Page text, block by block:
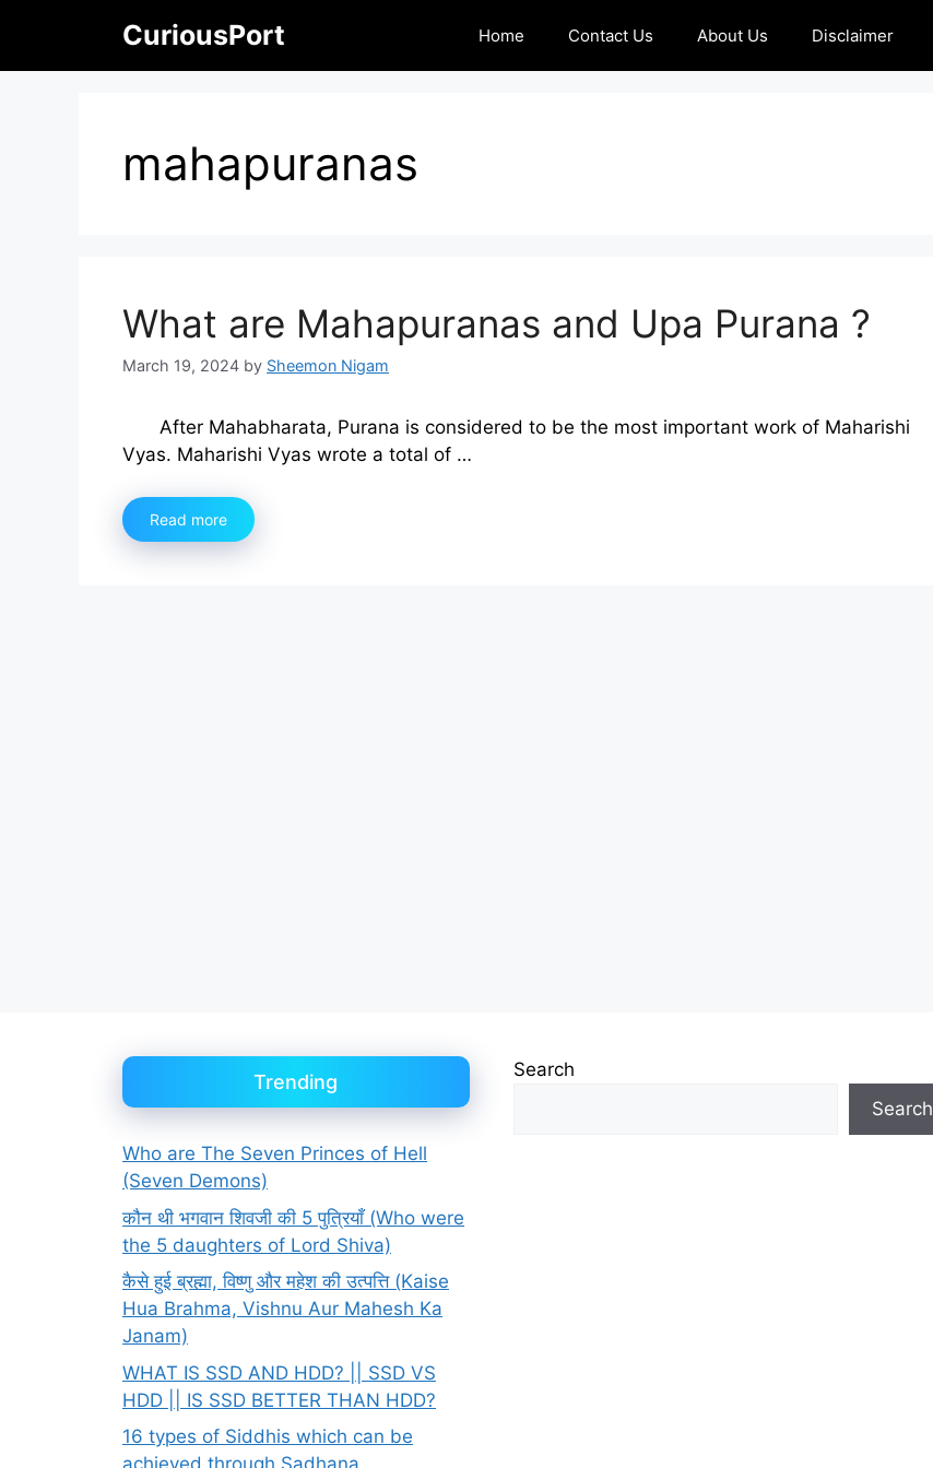
content
CuriousPort Home Contact Us About Us Disclaimer
mahapuranas
What are Mahapuranas and Upa Purana ?
March 19, 2024 by Sheemon Nigam
After Mahabharata, Purana is considered to be the most important work of Maharishi
Vyas. Maharishi Vyas wrote a total of …
Read more
Trending
Who are The Seven Princes of Hell
(Seven Demons)
कौन थी भगवान शिवजी की 5 पुत्रियाँ (Who were
the 5 daughters of Lord Shiva)
कैसे हुई ब्रह्मा, विष्णु और महेश की उत्पत्ति (Kaise
Hua Brahma, Vishnu Aur Mahesh Ka
Janam)
WHAT IS SSD AND HDD? || SSD VS
HDD || IS SSD BETTER THAN HDD?
16 types of Siddhis which can be
achieved through Sadhana
Search
Search